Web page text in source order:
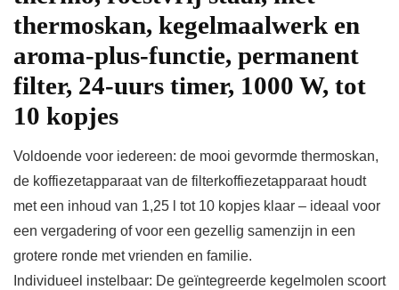
thermoskan, kegelmaalwerk en
aroma-plus-functie, permanent
filter, 24-uurs timer, 1000 W, tot
10 kopjes
Voldoende voor iedereen: de mooi gevormde thermoskan,
de koffiezetapparaat van de filterkoffiezetapparaat houdt
met een inhoud van 1,25 l tot 10 kopjes klaar – ideaal voor
een vergadering of voor een gezellig samenzijn in een
grotere ronde met vrienden en familie.
Individueel instelbaar: De geïntegreerde kegelmolen scoort